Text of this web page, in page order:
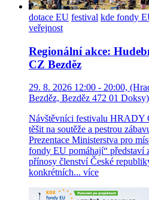
dotace EU festival kde fondy
veřejnost
Regionální akce:
CZ Bezděz
29. 8. 2026 12:00 - 20:00,
Bezděz, Bezděz 472 01 Doksy)
Návštěvníci festivalu HRADY
těšit na soutěže a pestrou
Prezentace Ministerstva pro
fondy EU pomáhají“ představí
přínosy členství České
konkrétních... více